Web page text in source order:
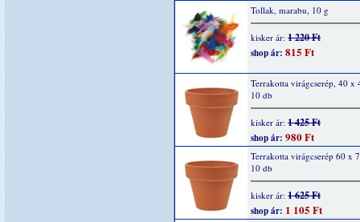
Tollak, marabu, 10 g
kisker ár: 1 220 Ft
shop ár: 815 Ft
Terrakotta virágcserép, 40 x
10 db
kisker ár: 1 425 Ft
shop ár: 980 Ft
Terrakotta virágcserép 60 x
10 db
kisker ár: 1 625 Ft
shop ár: 1 105 Ft